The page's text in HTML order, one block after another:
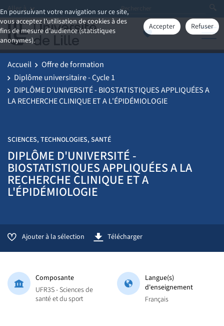
En poursuivant votre navigation sur ce site,
vous acceptez l'utilisation de cookies à des
fins de mesure d'audience (statistiques
anonymes).
Accepter Refuser
Aller à
Accueil
Offre de formation
Diplôme universitaire - Cycle 1
DIPLÔME D'UNIVERSITÉ - BIOSTATISTIQUES APPLIQUÉES A
LA RECHERCHE CLINIQUE ET A L'ÉPIDÉMIOLOGIE
SCIENCES, TECHNOLOGIES, SANTÉ
DIPLÔME D'UNIVERSITÉ -
BIOSTATISTIQUES APPLIQUÉES A LA
RECHERCHE CLINIQUE ET A
L'ÉPIDÉMIOLOGIE
Ajouter à la sélection Télécharger
Composante
UFR3S - Sciences de
santé et du sport
Langue(s)
d'enseignement
Français